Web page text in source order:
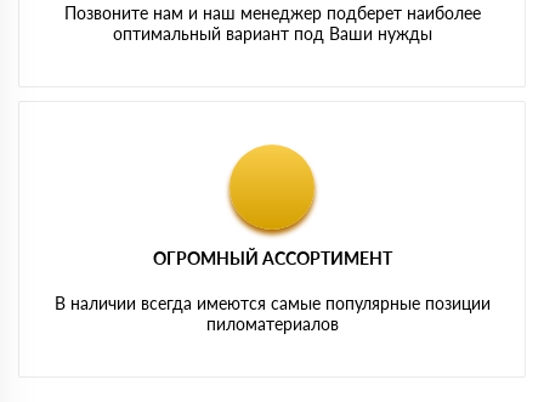
Позвоните нам и наш менеджер подберет наиболее
оптимальный вариант под Ваши нужды
ОГРОМНЫЙ АССОРТИМЕНТ
В наличии всегда имеются самые популярные позиции
пиломатериалов